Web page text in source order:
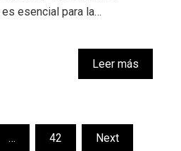
esencial para la…
Leer más
… 42 Next